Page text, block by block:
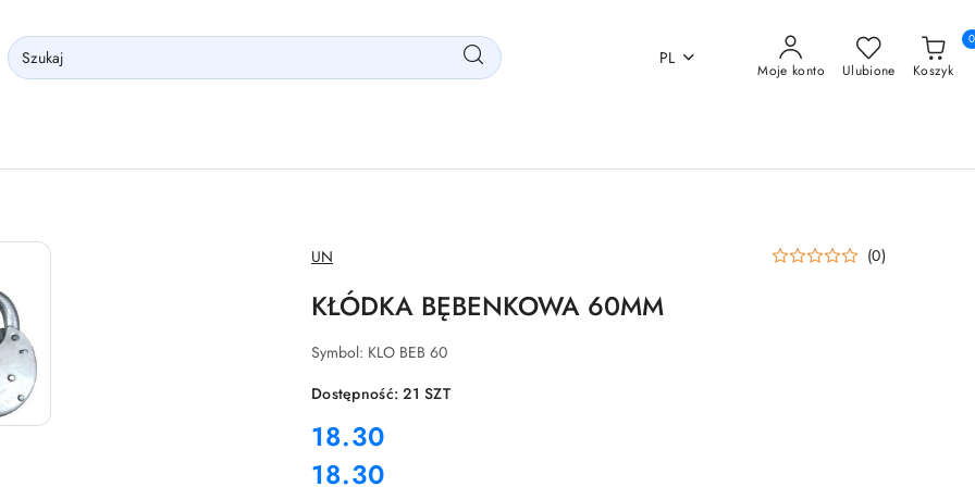
PL
Moje konto Ulubione Koszyk
0
NAZWA
PRODUCENTA:
UN (0)
KŁÓDKA BĘBENKOWA 60MM
Symbol: KLO BEB 60
Dostępność:21SZT
cena:
18.30
Cena:
18.30